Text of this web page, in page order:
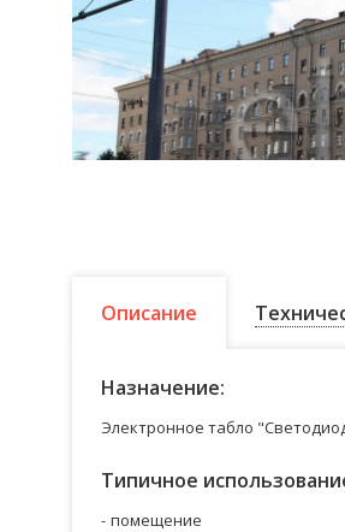
Описание
Назначение:
Электронное табло
Типичное
помещение